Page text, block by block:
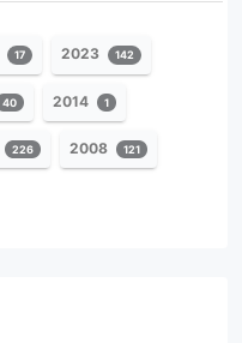
17 2023 142
40 2014 1
226 2008 121